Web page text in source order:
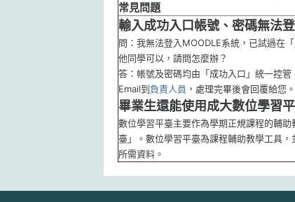
常見問題
輸入成功入口帳號、密碼無法
問：我無法登入MOODLE系統，已試過在
他同學可以，請問怎麼辦？
答：帳號及密碼均由「成功入口」統一控
Email到負責人員 ，處理完畢後會回覆給您。
畢業生還能使用成大數位學習
數位學習平臺主要作為學期正規課程的輔
臺」。數位學習平臺為課程輔助教學工具
所需資料。